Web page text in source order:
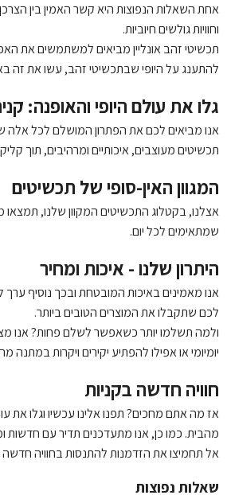
אחת השאלות הנפוצות היא קשר האמין בין
וחוויות גולשים חיוביות.
תכשיטי זהב אונליין מביאים למשתמשים את
להתענג על היופי שבתכשיטי זהב, עשו את זה
גלו את עולם היופי והאופנה:
אנו מביאים לכם את הפתרון המושלם לכל אלה
תכשיטים מעוצבים, איכותיים ומרהיבים, תוך
המגוון האין-סופי של תכשיטים
אצלנו, בקטלוג התכשיטים המקוון שלנו, תמצאו
שמתאימים לכל יום.
היתרון שלנו - איכות ומחיר
אנו מאמינים באיכות המובטחת ובכך נוסיף ערך
לכם שתקבלו את המוצרים הטובים ביותר.
ולמה תשלמו יותר כשאפשר לשלם פחות? אנו
יומיומי או אפילו להפתיע יקירים ויקרות
חוויה חדשה בקניות
אז מה אתם מחכים? תפנו אלינו עכשיו וגלו את
מהבית. כמו כן, אנו מתעדכנים תדיר עם
אל תחמיצו את הזדמנות להתנסות בחוויה חדשה
שאלות נפוצות